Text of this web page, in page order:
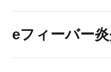
eフィーバー